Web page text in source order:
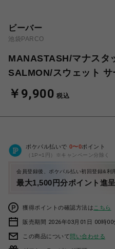
ビーバー
池袋PARCO
MANASTASH/マナスタ
SALMON/スウェット サ
￥9,900 税込
ポケパル払いで 0〜0ポイント
（1P=1円）※キャンペーン分除く
会員登録後、ポケパル払い初回登録&利
最大1,500円分ポイント進呈
獲得ポイントの確認方法は こちら
販売期間 2026年03月01日 00時
この商品について問い合わせる